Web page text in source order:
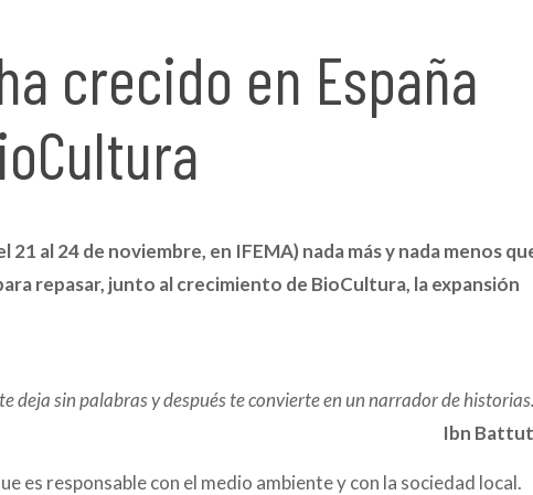
crecido en España
al 24 de noviembre, en IFEMA) nada más y nada menos
repasar, junto al crecimiento de BioCultura, la expansión
deja sin palabras y después te convierte en un narrador de
Ibn
es responsable con el medio ambiente y con la sociedad local.